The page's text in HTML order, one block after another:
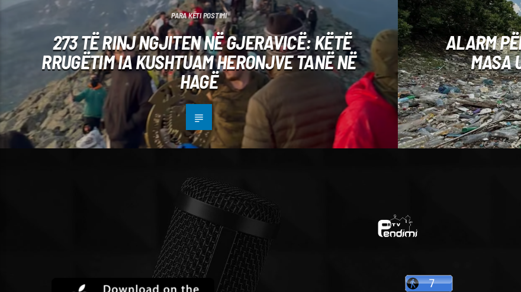
PARA KËTI POSTIMI
273 TË RINJ NGJITEN NË GJERAVICË: KËTË
RRUGËTIM IA KUSHTUAM HERONJVE TANË NË
HAGË
ALARM
MASA